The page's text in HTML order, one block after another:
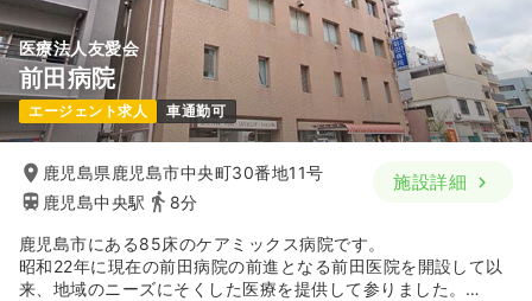
日勤のみ（パート） 一時募集休止
給与 時給1,200〜1,250円
時間 8:30～18:00（休憩90分）
日祝休み
ブランク可 時給1,200円以上可
気になる
医療法人友愛会
前田病院
エージェント求人 車通勤可
鹿児島県鹿児島市中央町30番地11号
鹿児島中央駅
8分
施設詳細
鹿児島市にある85床のケアミックス病院です。
昭和22年に現在の前田病院の前進となる前田医院を開設して以
来、地域のニーズにそくした医療を提供して参りました。